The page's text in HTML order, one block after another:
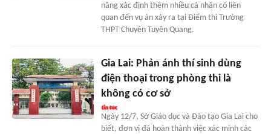
năng xác định thêm nhiều cá nhân có liên
quan đến vụ án xảy ra tại Điểm thi Trường
THPT Chuyên Tuyên Quang.
Gia Lai: Phản ánh thí sinh dùng
điện thoại trong phòng thi là
không có cơ sở
Ngày 12/7, Sở Giáo dục và Đào tạo Gia Lai cho
biết, đơn vị đã hoàn thành việc xác minh các